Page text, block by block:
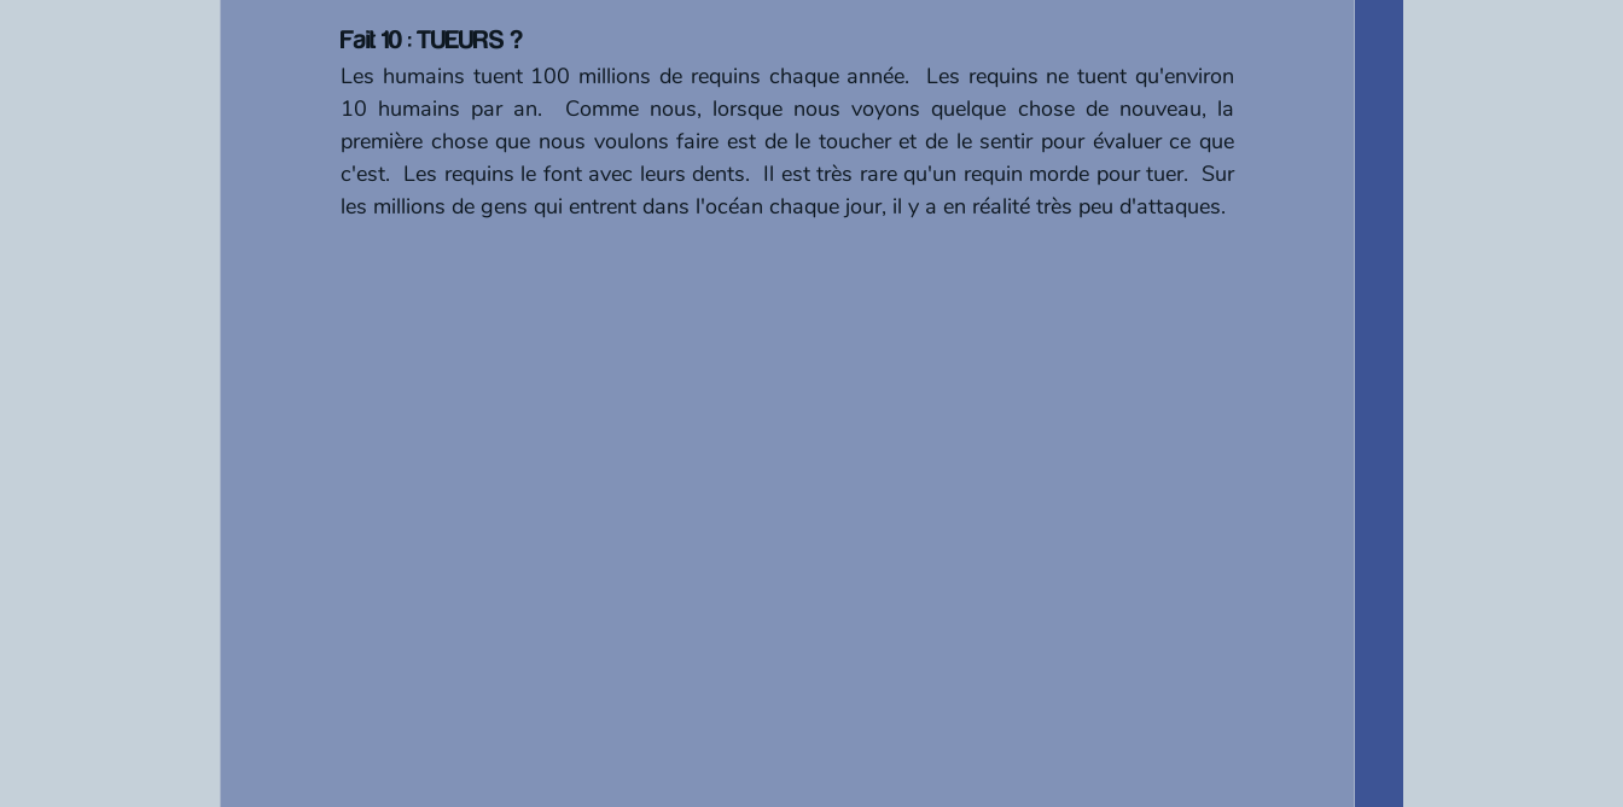
Fait 10 : TUEURS ?
Les humains tuent 100 millions de requins chaque année.  Les requins ne tuent qu'environ
10 humains par an.  Comme nous, lorsque nous voyons quelque chose de nouveau, la
première chose que nous voulons faire est de le toucher et de le sentir pour évaluer ce que
c'est.  Les requins le font avec leurs dents.  Il est très rare qu'un requin morde pour tuer.  Sur
les millions de gens qui entrent dans l'océan chaque jour, il y a en réalité très peu d'attaques.